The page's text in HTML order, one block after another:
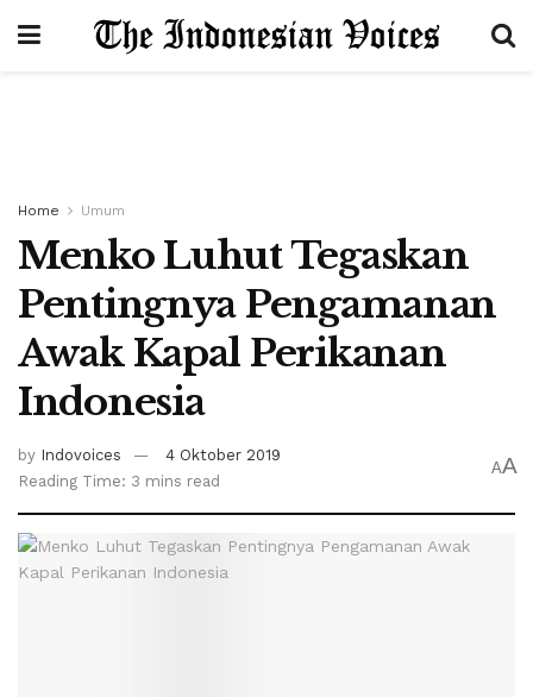
Home Umum
Menko Luhut Tegaskan
Pentingnya Pengamanan
Awak Kapal Perikanan
Indonesia
by Indovoices
4 Oktober 2019
Reading Time: 3 mins read
AA